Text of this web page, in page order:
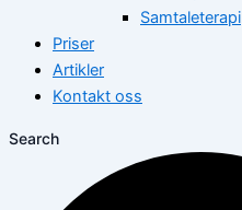
Samtaleterapi
Priser
Artikler
Kontakt oss
Search